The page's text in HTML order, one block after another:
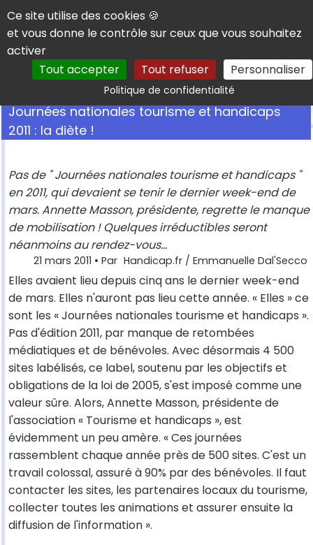
Panneau de gestion des cookies
Ce site utilise des cookies 🍪
et vous donne le contrôle sur ceux que vous souhaitez
activer
Tout accepter
Tout refuser Personnaliser
Politique de confidentialitéRechercher
Journées nationales tourisme et handicaps
2011 : la diète !
Pas de " Journées nationales tourisme et handicaps "
en 2011, qui devaient se tenir le dernier week-end de
mars. Annette Masson, présidente, regrette le manque
de mobilisation ! Quelques irréductibles seront
néanmoins au rendez-vous...
21 mars 2011 • Par Handicap.fr / Emmanuelle Dal'Secco
Elles avaient lieu depuis cinq ans le dernier week-end
de mars. Elles n'auront pas lieu cette année. « Elles » ce
sont les « Journées nationales tourisme et handicaps ».
Pas d'édition 2011, par manque de retombées
médiatiques et de bénévoles. Avec désormais 4 500
sites labélisés, ce label, soutenu par les objectifs et
obligations de la loi de 2005, s'est imposé comme une
valeur sûre. Alors, Annette Masson, présidente de
l'association « Tourisme et handicaps », est
évidemment un peu amère. « Ces journées
rassemblent chaque année près de 500 sites. C'est un
travail colossal, assuré à 90% par des bénévoles. Il faut
contacter les sites, les partenaires locaux du tourisme,
collecter toutes les animations et assurer ensuite la
diffusion de l'information ».